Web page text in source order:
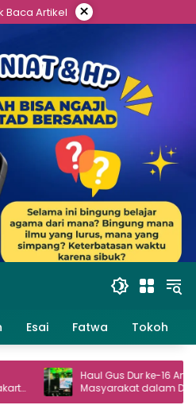
Baca Artikel ×
Esai Fatwa Tokoh
Haul Gus Dur ke-16 Angkat Peran
dalam Demokrasi